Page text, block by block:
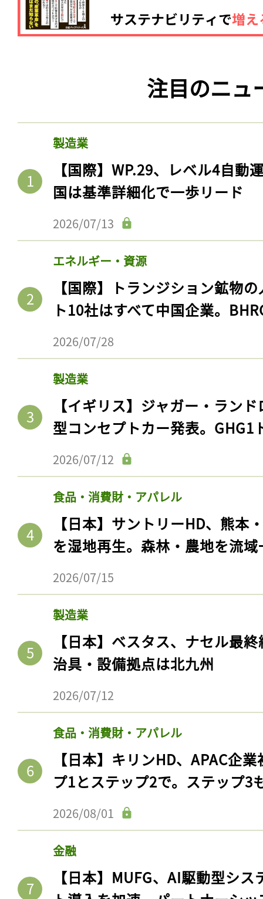
注目のニュ
製造業
【国際】WP.29、レベル4自動
国は基準詳細化で一歩リード
2026/07/13
エネルギー・資源
【国際】トランジション鉱物
ト10社はすべて中国企業。
2026/07/28
製造業
【イギリス】ジャガー・ラン
型コンセプトカー発表。GHG1
2026/07/12
食品・消費財・アパレル
【日本】サントリーHD、熊本
を湿地再生。森林・農地を流
2026/07/15
製造業
【日本】ベスタス、ナセル最
治具・設備拠点は北九州
2026/07/12
食品・消費財・アパレル
【日本】キリンHD、APAC企
プ1とステップ2で。ステップ3
2026/08/01
金融
【日本】MUFG、AI駆動型シ
記事をお気に入りに
ログインが必
会員登録